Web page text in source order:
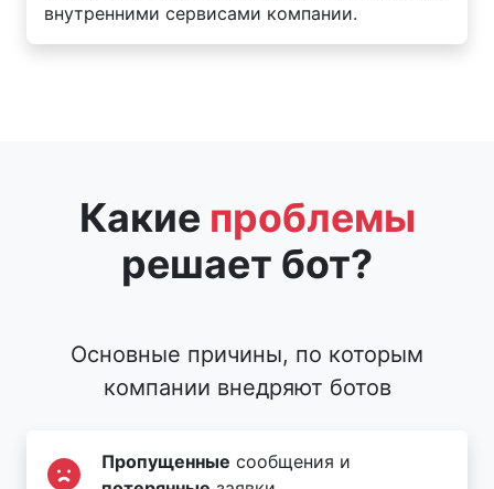
внутренними сервисами компании.
Какие проблемы
решает бот?
Основные причины, по которым
компании внедряют ботов
Пропущенные сообщения и